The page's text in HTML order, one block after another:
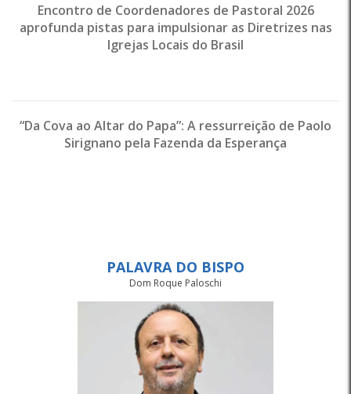
Encontro de Coordenadores de Pastoral 2026
aprofunda pistas para impulsionar as Diretrizes nas
Igrejas Locais do Brasil
“Da Cova ao Altar do Papa”: A ressurreição de Paolo
Sirignano pela Fazenda da Esperança
PALAVRA DO BISPO
Dom Roque Paloschi